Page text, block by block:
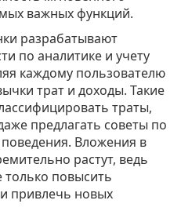
важных функций.
разрабатывают
по аналитике и учету
каждому пользователю
трат и доходы. Такие
траты,
предлагать советы по
Вложения в
растут, ведь
только повысить
привлечь новых